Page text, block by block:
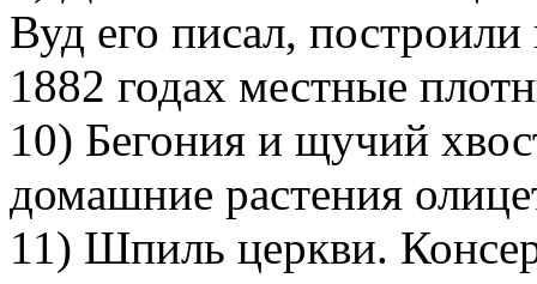
Вуд его писал,
1882 годах местные
10) Бегония и щучий
домашние растения
11) Шпиль церкви.